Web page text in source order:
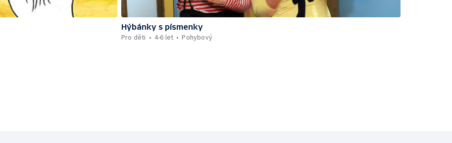
Hýbánky s písmenky
Pro děti
4-6 let Pohybový